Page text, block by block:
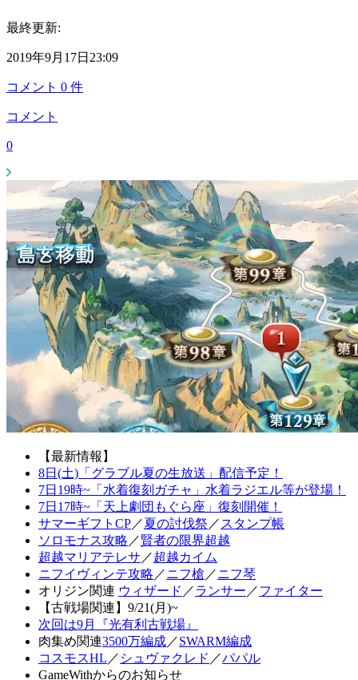
最終更新:
2019年9月17日23:09
コメント 0 件
コメント
0
【最新情報】
8日(土)「グラブル夏の生放送」配信予定！
7日19時~「水着復刻ガチャ」水着ラジエル等が登場！
7日17時~「天上劇団もぐら座」復刻開催！
サマーギフトCP／夏の討伐祭 ／ スタンプ帳
ソロモナス攻略 ／賢者の限界超越
超越マリアテレサ ／超越カイム
ニフイヴィンテ攻略 ／ニフ槍 ／ニフ琴
オリジン関連 ウィザード ／ランサー ／ファイター
【古戦場関連】9/21(月)~
次回は9月『光有利古戦場』
肉集め関連3500万編成／SWARM編成
コスモスHL ／ シュヴァクレド ／パパル
GameWithからのお知らせ